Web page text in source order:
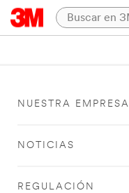
NUESTRA EMPRESA
NOTICIAS
REGULACIÓN